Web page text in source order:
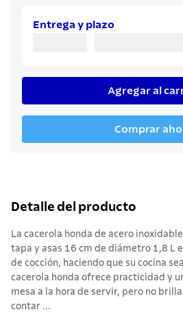
Entrega y plazo
Agregar al
Comprar
Detalle del producto
La cacerola honda de acero
tapa y asas 16 cm de diámetro 1,8 L
de cocción, haciendo que su cocina
cacerola honda ofrece practicidad y
mesa a la hora de servir, pero no
contar ...